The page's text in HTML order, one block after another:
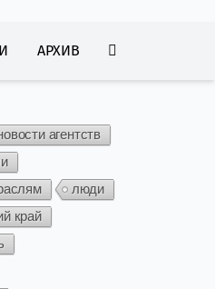
АРХИВ
агентств
люди
край